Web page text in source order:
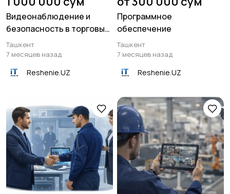
Видеонаблюдение и
безопасность в торговых
центрах
Ташкент
7 месяцев назад
Reshenie.UZ
Программное
обеспечение
Ташкент
7 месяцев назад
Reshenie.UZ